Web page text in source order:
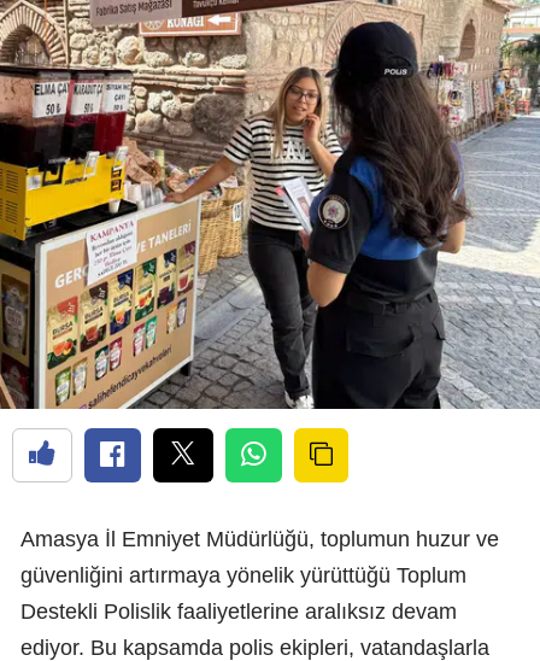
Amasya İl Emniyet Müdürlüğü, toplumun huzur ve
güvenliğini artırmaya yönelik yürüttüğü Toplum
Destekli Polislik faaliyetlerine aralıksız devam
ediyor. Bu kapsamda polis ekipleri, vatandaşlarla